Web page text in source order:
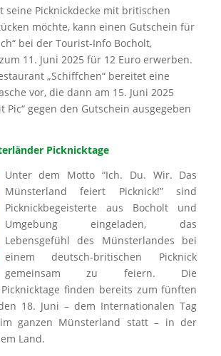
seine Picknickdecke mit britischen
möchte, kann einen Gutschein für
bei der Tourist-Info Bocholt,
11. Juni 2025 für 12 Euro erwerben.
„Schiffchen“ bereitet eine
vor, die dann am 15. Juni 2025
Pic“ gegen den Gutschein ausgegeben
Picknicktage
Unter dem Motto “Ich. Du. Wir. Das
Münsterland feiert Picknick!” sind
Picknickbegeisterte aus Bocholt und
Umgebung eingeladen, das
Lebensgefühl des Münsterlandes bei
einem deutsch-britischen Picknick
gemeinsam zu feiern. Die
finden bereits zum fünften
18. Juni – dem Internationalen Tag
im ganzen Münsterland statt – in der
Land.